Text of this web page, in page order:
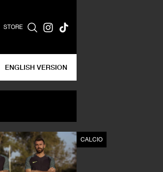
STORE
ENGLISH VERSION
CALCIO